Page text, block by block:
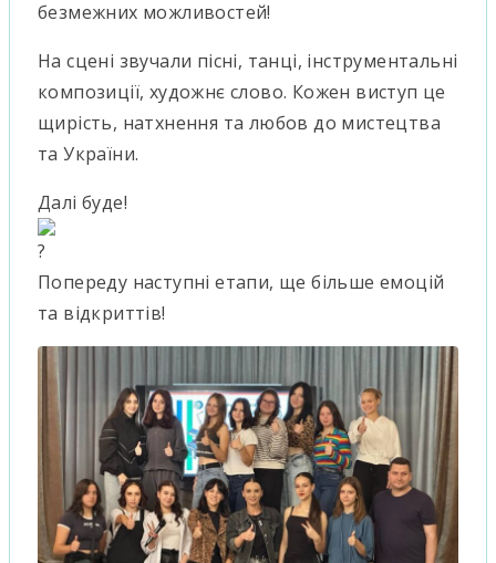
безмежних можливостей!
На сцені звучали пісні, танці, інструментальні
композиції, художнє слово. Кожен виступ це
щирість, натхнення та любов до мистецтва
та України.
Далі буде!
Попереду наступні етапи, ще більше емоцій
та відкриттів!